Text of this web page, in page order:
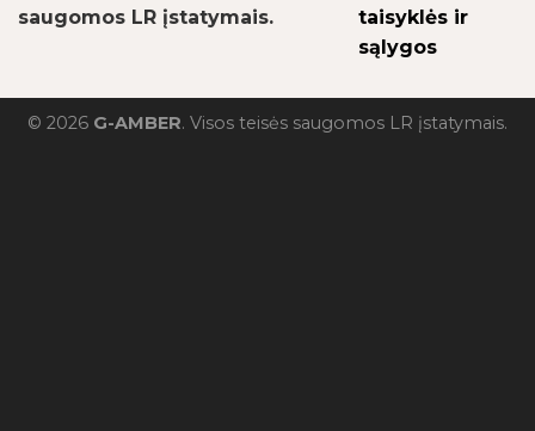
saugomos LR įstatymais.
taisyklės ir
sąlygos
© 2026 G-AMBER. Visos teisės saugomos LR įstatymais.